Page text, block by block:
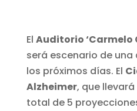
El Auditorio ‘Carmelo
será escenario de
los próximos días. El
Alzheimer, que
total de 5